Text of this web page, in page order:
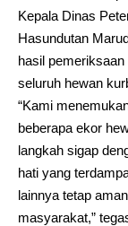
Kepala Dinas
Hasundutan
hasil
seluruh hewan
“Kami
beberapa ekor
langkah sigap
hati yang
lainnya tetap
masyarakat,”